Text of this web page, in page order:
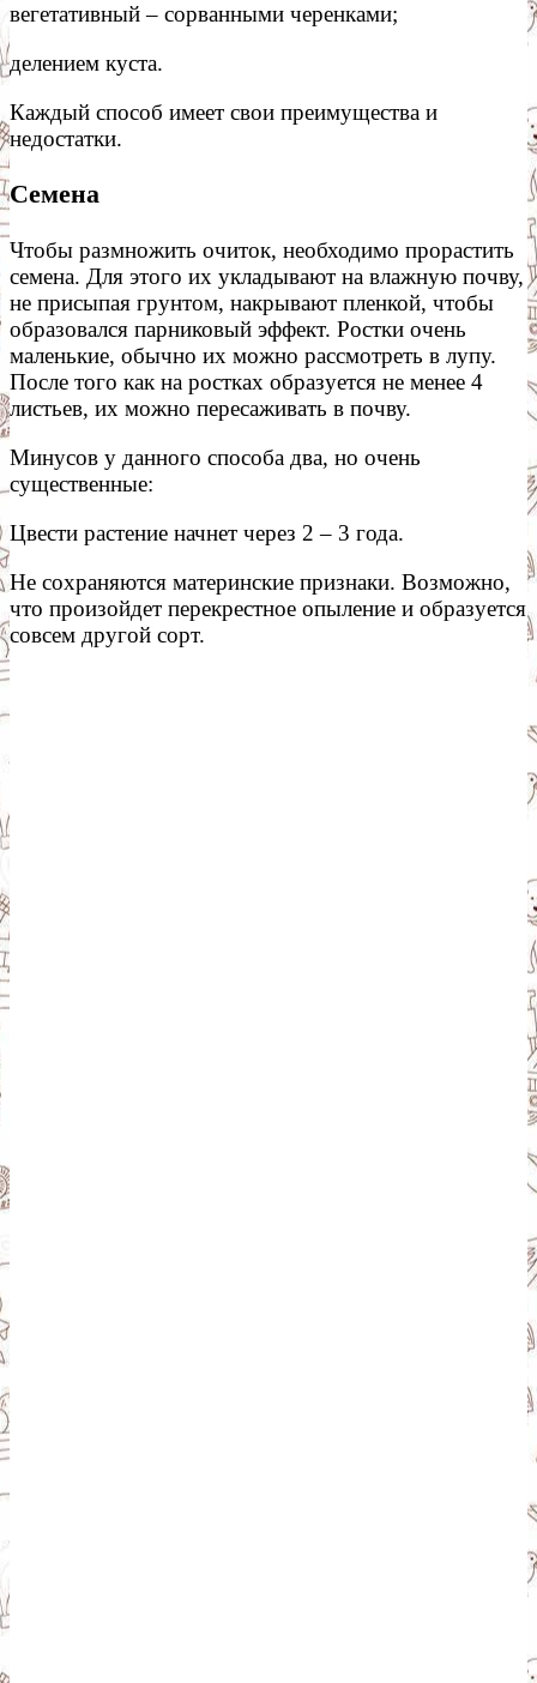
вегетативный – сорванными черенками;
делением куста.
Каждый способ имеет свои преимущества и
недостатки.
Семена
Чтобы размножить очиток, необходимо прорастить
семена. Для этого их укладывают на влажную почву,
не присыпая грунтом, накрывают пленкой, чтобы
образовался парниковый эффект. Ростки очень
маленькие, обычно их можно рассмотреть в лупу.
После того как на ростках образуется не менее 4
листьев, их можно пересаживать в почву.
Минусов у данного способа два, но очень
существенные:
Цвести растение начнет через 2 – 3 года.
Не сохраняются материнские признаки. Возможно,
что произойдет перекрестное опыление и образуется
совсем другой сорт.